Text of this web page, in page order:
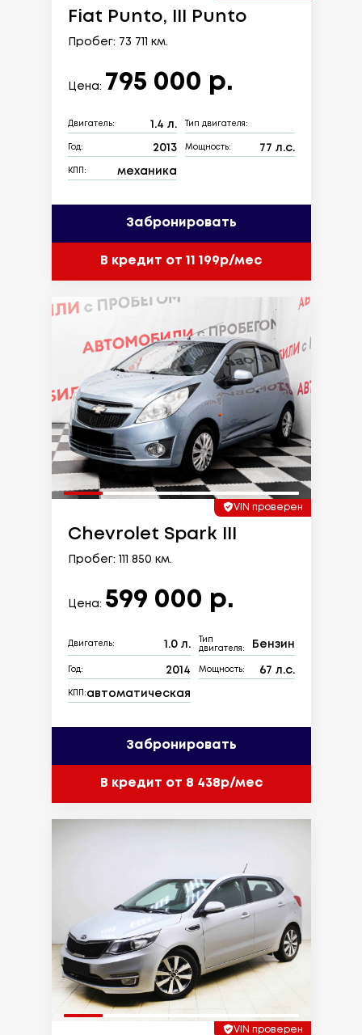
Fiat Punto, III Punto
Пробег: 73 711 км.
Цена: 795 000 р.
Двигатель: 1.4 л. Тип двигателя:
Год: 2013 Мощность: 77 л.с.
КПП: механика
Забронировать
В кредит от 11 199р/мес
VIN проверен
Chevrolet Spark III
Пробег: 111 850 км.
Цена: 599 000 р.
Двигатель: 1.0 л.
Тип
двигателя:
Бензин
Год: 2014 Мощность: 67 л.с.
КПП: автоматическая
Забронировать
В кредит от 8 438р/мес
VIN проверен